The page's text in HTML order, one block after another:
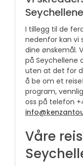
Seychellene
I tillegg til de
nedenfor kan vi
dine ønskemål.
på Seychellene
uten at det for
å be om et
program,
oss på telefon
Våre